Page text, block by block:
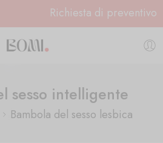
Richiesta di preventivo
sesso intelligente
Bambola del sesso lesbica